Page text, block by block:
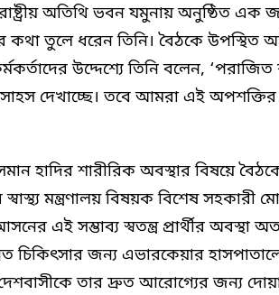
অতিথি ভবন যমুনায় অনুষ্ঠিত
কথা তুলে ধরেন তিনি। বৈঠকে উপস্থিত
উদ্দেশ্যে তিনি বলেন, ‘পরাজিত
দেখাচ্ছে। তবে আমরা এই
হাদির শারীরিক অবস্থার বিষয়ে
স্বাস্থ্য মন্ত্রণালয় বিষয়ক বিশেষ সহকারী
এই সম্ভাব্য স্বতন্ত্র প্রার্থীর অবস্থা
চিকিৎসার জন্য এভারকেয়ার হাসপাতালে
দেশবাসীকে তার দ্রুত আরোগ্যের জন্য